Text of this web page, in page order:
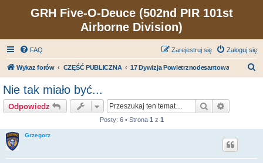
GRH Five-O-Deuce (502nd PIR 101st
Airborne Division)
FAQ Zaloguj się
Zarejestruj się
Wykaz forów CZĘŚĆ PUBLICZNA 17 Dywizja Powietrznodesantowa
Nie tak miało być...
Odpowiedz Szukaj
Posty: 6 • Strona 1 z 1
Grzegorz